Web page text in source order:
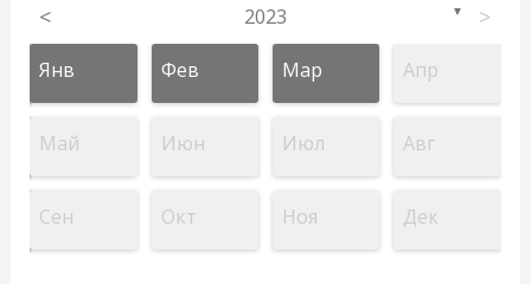
< 2023 ▼ >
Янв Фев Мар Апр
Май Июн Июл Авг
Сен Окт Ноя Дек